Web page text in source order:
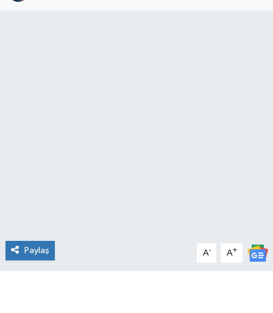
Paylaş A- A+